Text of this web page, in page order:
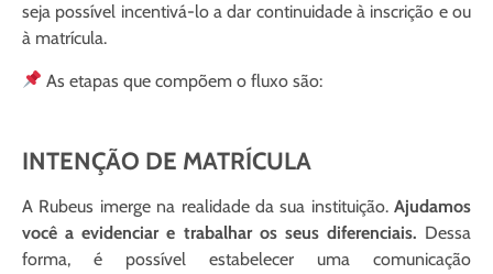
seja possível incentivá-lo a dar continuidade à inscrição e ou
à matrícula.
As etapas que compõem o fluxo são:
INTENÇÃO DE MATRÍCULA
A Rubeus imerge na realidade da sua instituição. Ajudamos
você a evidenciar e trabalhar os seus diferenciais. Dessa
forma, é possível estabelecer uma comunicação